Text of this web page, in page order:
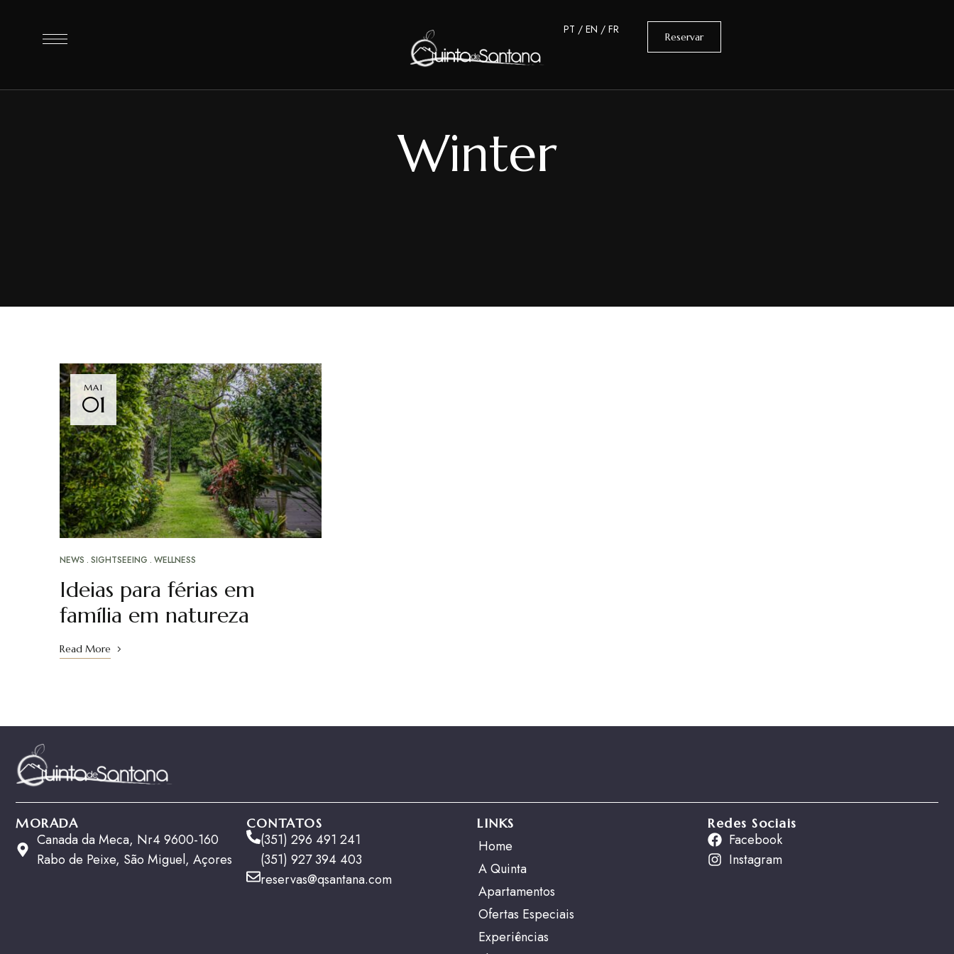
PT /EN /FR
Reservar
Winter
MAI
01
NEWS SIGHTSEEING WELLNESS
Ideias para férias em
família em natureza
Read More
MORADA
Canada da Meca, Nr4 9600-160
Rabo de Peixe, São Miguel, Açores
CONTATOS
(351) 296 491 241
(351) 927 394 403
reservas@qsantana.com
LINKS
Home
A Quinta
Apartamentos
Ofertas Especiais
Experiências
Redes Sociais
Facebook
Instagram